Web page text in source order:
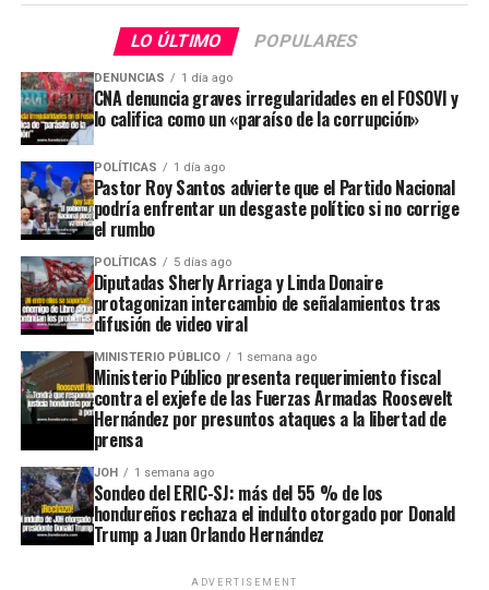
LO ÚLTIMO POPULARES
DENUNCIAS 1 día ago
CNA denuncia graves irregularidades en el FOSOVI y
lo califica como un «paraíso de la corrupción»
POLÍTICAS 1 día ago
Pastor Roy Santos advierte que el Partido Nacional
podría enfrentar un desgaste político si no corrige
el rumbo
POLÍTICAS 5 días ago
Diputadas Sherly Arriaga y Linda Donaire
protagonizan intercambio de señalamientos tras
difusión de video viral
MINISTERIO PÚBLICO 1 semana ago
Ministerio Público presenta requerimiento fiscal
contra el exjefe de las Fuerzas Armadas Roosevelt
Hernández por presuntos ataques a la libertad de
prensa
JOH 1 semana ago
Sondeo del ERIC-SJ: más del 55 % de los
hondureños rechaza el indulto otorgado por Donald
Trump a Juan Orlando Hernández
ADVERTISEMENT